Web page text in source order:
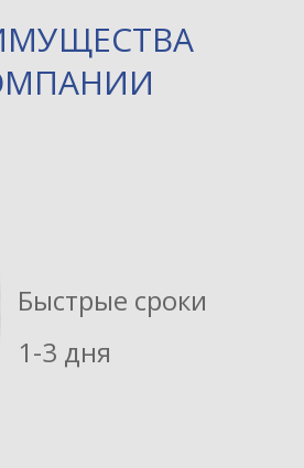
Быстрые сроки
1-3 дня